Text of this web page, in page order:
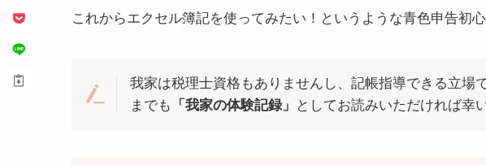
これからエクセル簿記を使ってみたい！というような青色申告初
我家は税理士資格もありませんし、記帳指導できる立場
までも
「我家の体験記録」 としてお読みいただければ幸